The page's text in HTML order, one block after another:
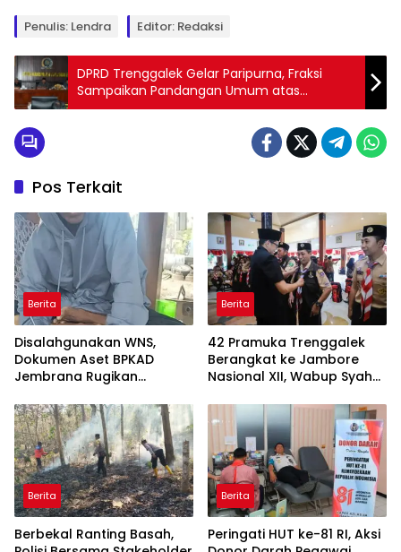
Penulis: Lendra Editor: Redaksi
DPRD Trenggalek Gelar Paripurna, Fraksi
Sampaikan Pandangan Umum atas
Ranperda LKPJ dan RPJMD
Pos Terkait
Berita
Disalahgunakan WNS,
Dokumen Aset BPKAD
Jembrana Rugikan
Berita
42 Pramuka Trenggalek
Berangkat ke Jambore
Nasional XII, Wabup Syah
Daerah
Berita
Berbekal Ranting Basah,
Berita
Peringati HUT ke-81 RI, Aksi